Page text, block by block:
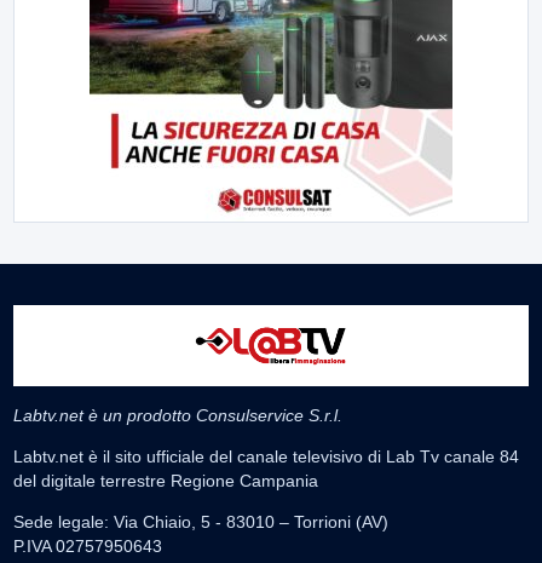
Labtv.net è un prodotto Consulservice S.r.l.
Labtv.net è il sito ufficiale del canale televisivo di Lab Tv canale 84
del digitale terrestre Regione Campania
Sede legale: Via Chiaio, 5 - 83010 – Torrioni (AV)
P.IVA 02757950643